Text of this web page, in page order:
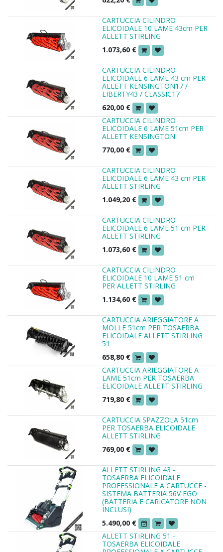
CARTUCCIA CILINDRO
ELICOIDALE 10 LAME 43cm PER
ALLETT STIRLING
1.073,60 €
CARTUCCIA CILINDRO
ELICOIDALE 6 LAME 43 cm PER
ALLETT KENSINGTON17 /
LIBERTY43 / CLASSIC17
620,00 €
CARTUCCIA CILINDRO
ELICOIDALE 6 LAME 51cm PER
ALLETT KENSINGTON
770,00 €
CARTUCCIA CILINDRO
ELICOIDALE 6 LAME 43 cm PER
ALLETT STIRLING
1.049,20 €
CARTUCCIA CILINDRO
ELICOIDALE 6 LAME 51 cm PER
ALLETT STIRLING
1.073,60 €
CARTUCCIA CILINDRO
ELICOIDALE 10 LAME 51 cm
PER ALLETT STIRLING
1.134,60 €
CARTUCCIA ARIEGGIATORE A
MOLLE 51cm PER TOSAERBA
ELICOIDALE ALLETT STIRLING
51
658,80 €
CARTUCCIA ARIEGGIATORE A
LAME 51cm PER TOSAERBA
ELICOIDALE ALLETT STIRLING
719,80 €
CARTUCCIA SPAZZOLA 51cm
PER TOSAERBA ELICOIDALE
ALLETT STIRLING
769,00 €
ALLETT STIRLING 43 -
TOSAERBA ELICOIDALE
PROFESSIONALE A CARTUCCE -
SISTEMA BATTERIA 56V EGO
(BATTERIA E CARICATORE NON
INCLUSI)
5.490,00 €
ALLETT STIRLING 51 -
TOSAERBA ELICOIDALE